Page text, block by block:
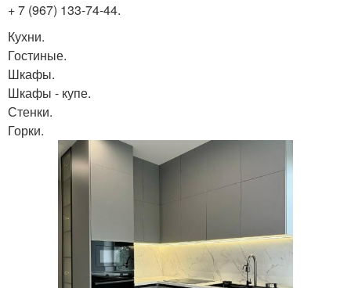
+ 7 (967) 133-74-44.
Кухни.
Гостиные.
Шкафы.
Шкафы - купе.
Стенки.
Горки.